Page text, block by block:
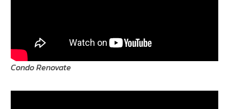
Condo Renovate